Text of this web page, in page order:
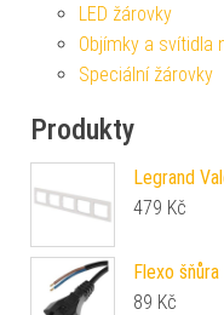
LED žárovky
Objímky a svítidla
Speciální žárovky
Produkty
Legrand
479 Kč
Flexo
89 Kč